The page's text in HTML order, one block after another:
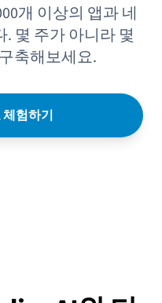
개 이상의 앱과 네
몇 주가 아니라 몇
축해보세요.
체험하기